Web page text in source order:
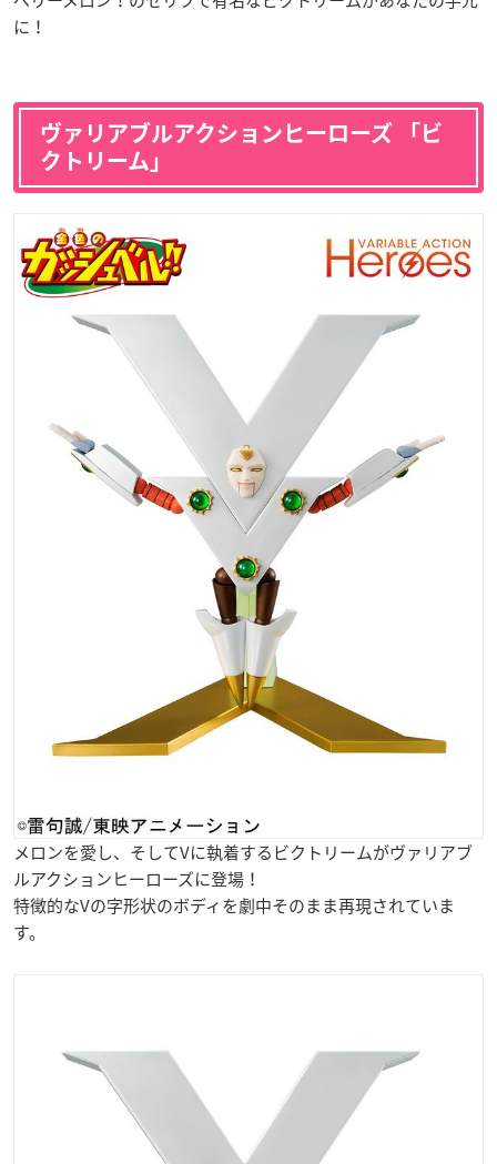
に！
ヴァリアブルアクションヒーローズ 「ビ
クトリーム」
メロンを愛し、そしてVに執着するビクトリームがヴァリアブ
ルアクションヒーローズに登場！
特徴的なVの字形状のボディを劇中そのまま再現されていま
す。